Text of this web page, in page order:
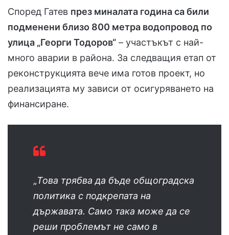
Според Гатев през миналата година са били
подменени близо 800 метра водопровод по
улица „Георги Тодоров“ – участъкът с най-
много аварии в района. За следващия етап от
реконструкцията вече има готов проект, но
реализацията му зависи от осигуряването на
финансиране.
„Това трябва да бъде общоградска
политика с подкрепата на
държавата. Само така може да се
реши проблемът не само в